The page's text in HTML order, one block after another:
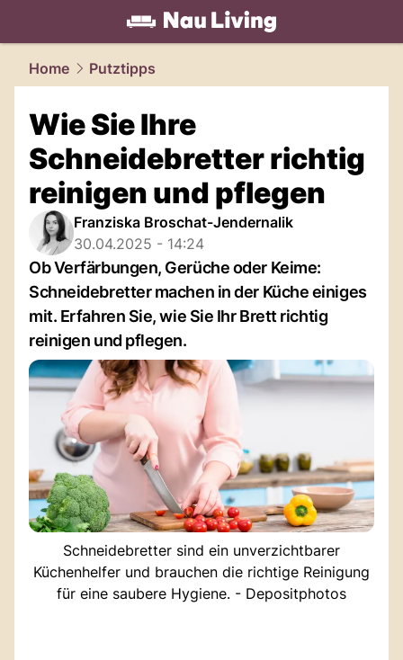
living.NAU.ch
Home Putztipps
Wie Sie Ihre
Schneidebretter richtig
reinigen und pflegen
Franziska Broschat-Jendernalik
30.04.2025 - 14:24
Ob Verfärbungen, Gerüche oder Keime:
Schneidebretter machen in der Küche einiges
mit. Erfahren Sie, wie Sie Ihr Brett richtig
reinigen und pflegen.
Schneidebretter sind ein unverzichtbarer
Küchenhelfer und brauchen die richtige Reinigung
für eine saubere Hygiene. - Depositphotos